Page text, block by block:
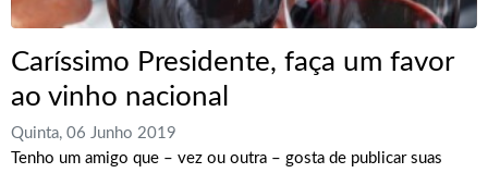
Caríssimo Presidente, faça um favor
ao vinho nacional
Quinta, 06 Junho 2019
Tenho um amigo que – vez ou outra – gosta de publicar suas